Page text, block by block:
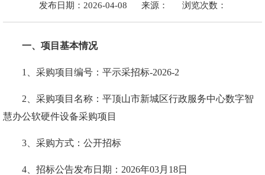
发布日期：2026-04-08 来源： 浏览次数：
一、项目基本情况
1、采购项目编号：平示采招标-2026-2
2、采购项目名称：平顶山市新城区行政服务中心数字智
慧办公软硬件设备采购项目
3、采购方式：公开招标
4、招标公告发布日期：2026年03月18日